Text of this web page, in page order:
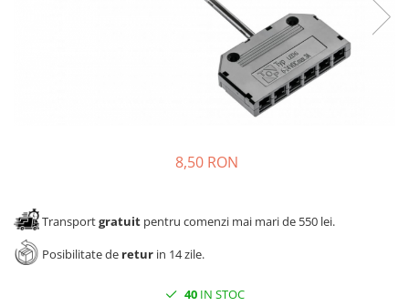
8,50 RON
Transportgratuit pentru comenzi mai mari de 550 lei.
Posibilitate de retur in 14 zile.
40IN STOC